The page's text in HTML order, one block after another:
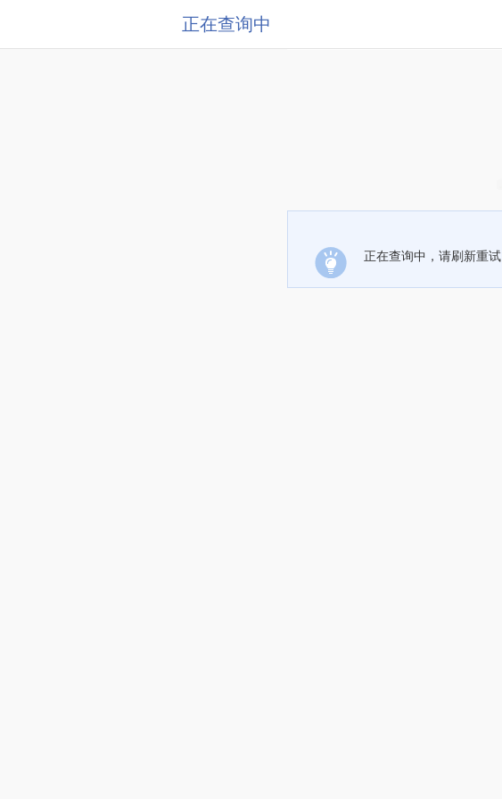
正在查询中
正在查询中，请刷新重试